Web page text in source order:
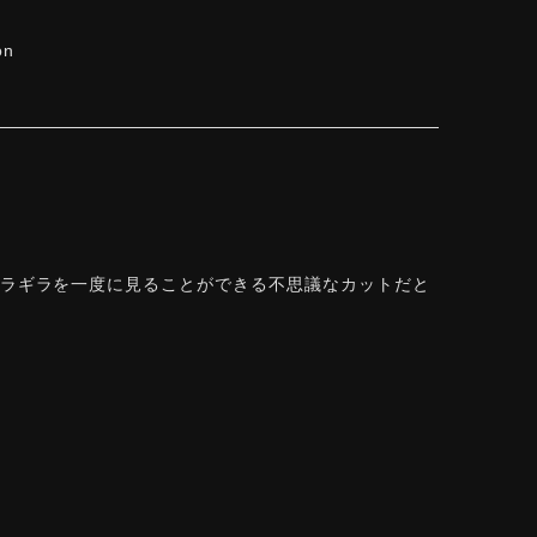
ギラを一度に見ることができる不思議なカットだと